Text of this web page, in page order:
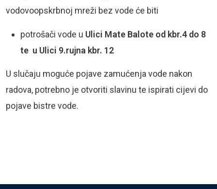
vodovoopskrbnoj mreži bez vode će biti
potrošači vode u U lici Mate Balote od kbr.4 do 8
te u Ulici 9.rujna kbr. 12
U slučaju moguće pojave zamućenja vode nakon
radova, potrebno je otvoriti slavinu te ispirati cijevi do
pojave bistre vode.